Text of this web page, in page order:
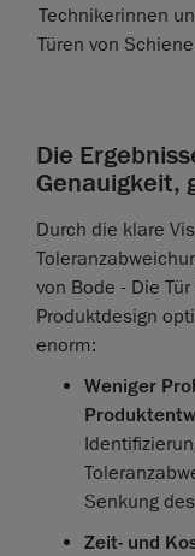
Technikerinnen
Türen von
Die
Genauigkeit,
Durch die klare
von Bode - Die
Produktdesign
enorm:
Weniger
Senkung
Zeit- und